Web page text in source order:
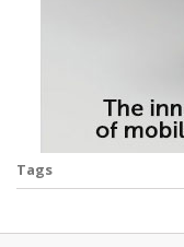
Tags